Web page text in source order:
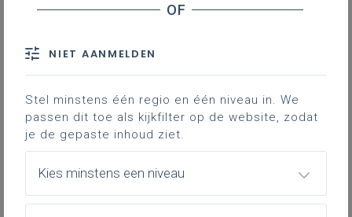
NIET AANMELDEN
Stel minstens één regio en één niveau in. We
passen dit toe als kijkfilter op de website, zodat
je de gepaste inhoud ziet.
Kies minstens een niveau